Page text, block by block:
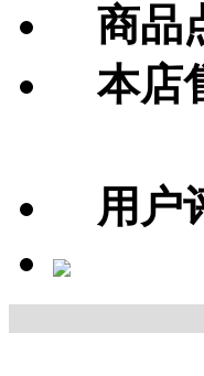
商品
本店
用户